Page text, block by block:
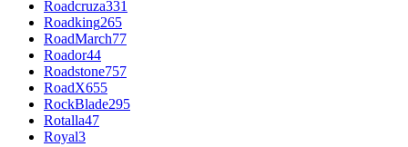
Roadcruza331
Roadking265
RoadMarch77
Roador44
Roadstone757
RoadX655
RockBlade295
Rotalla47
Royal3